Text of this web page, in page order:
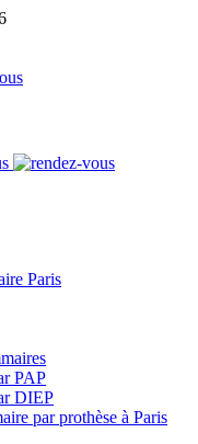
Paris
PAP
DIEP
par prothèse à Paris